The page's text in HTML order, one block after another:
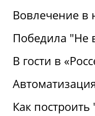
Вовлечение в
Победила "Не
В гости в
Как